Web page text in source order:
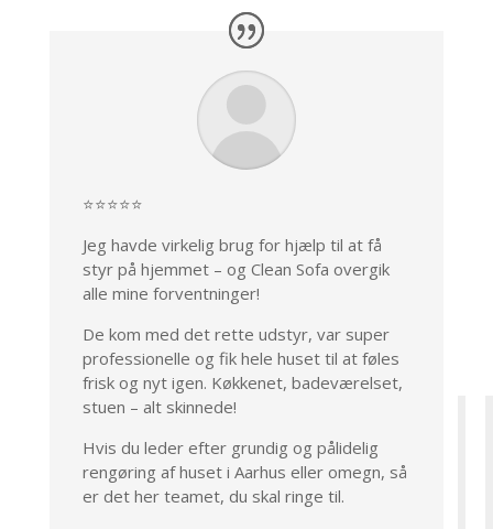
⭐⭐⭐⭐⭐
Jeg havde virkelig brug for hjælp til at få
styr på hjemmet – og Clean Sofa overgik
alle mine forventninger!
De kom med det rette udstyr, var super
professionelle og fik hele huset til at føles
frisk og nyt igen. Køkkenet, badeværelset,
stuen – alt skinnede!
Hvis du leder efter grundig og pålidelig
rengøring af huset i Aarhus eller omegn, så
er det her teamet, du skal ringe til.